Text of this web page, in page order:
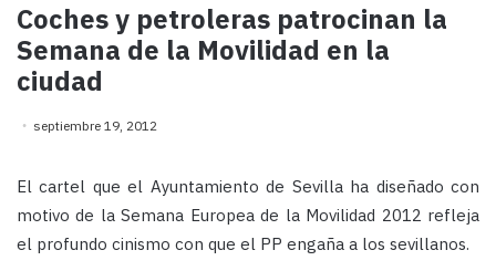
Coches y petroleras patrocinan la
Semana de la Movilidad en la
ciudad
septiembre 19, 2012
El cartel que el Ayuntamiento de Sevilla ha diseñado con
motivo de la Semana Europea de la Movilidad 2012 refleja
el profundo cinismo con que el PP engaña a los sevillanos.